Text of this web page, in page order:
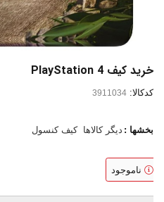
خرید کیف PlayStation 4
کدکالا:
بخشها : دیگر کالاها کیف کنسول
ناموجود